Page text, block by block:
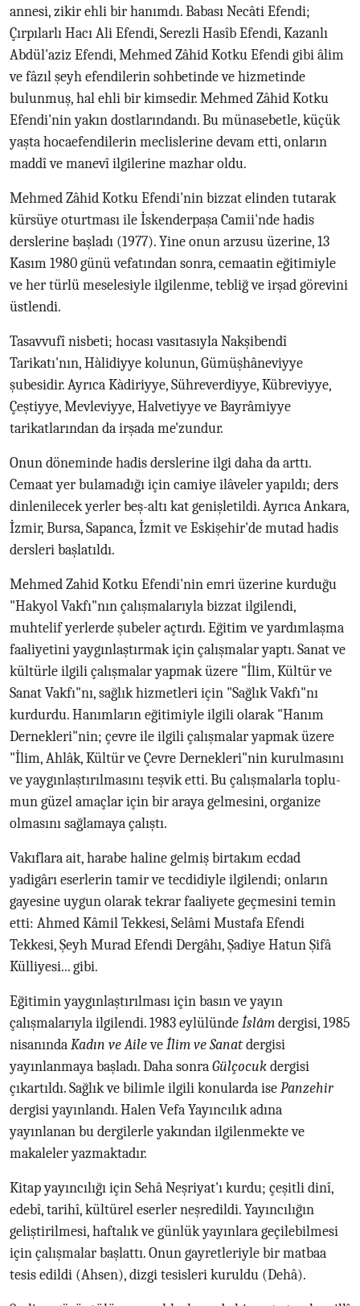
annesi, zikir ehli bir hanımdı. Babası Necâti Efendi;
Çırpılarlı Hacı Ali Efendi, Serezli Hasîb Efendi, Kazanlı
Abdül'aziz Efendi, Mehmed Zâhid Kotku Efendi gibi âlim
ve fâzıl şeyh efendilerin sohbetinde ve hizmetinde
bulunmuş, hal ehli bir kimsedir. Mehmed Zâhid Kotku
Efendi'nin yakın dostlarındandı. Bu münasebetle, küçük
yaşta hocaefendilerin meclislerine devam etti, onların
maddî ve manevî ilgilerine mazhar oldu.
Mehmed Zâhid Kotku Efendi'nin bizzat elinden tutarak
kürsüye oturtması ile İskenderpaşa Camii'nde hadis
derslerine başladı (1977). Yine onun arzusu üzerine, 13
Kasım 1980 günü vefatından sonra, cemaatin eğitimiyle
ve her türlü meselesiyle ilgilenme, tebliğ ve irşad görevini
üstlendi.
Tasavvufî nisbeti; hocası vasıtasıyla Nakşibendî
Tarikatı'nın, Hàlidiyye kolunun, Gümüşhâneviyye
şubesidir. Ayrıca Kàdiriyye, Sühreverdiyye, Kübreviyye,
Çeştiyye, Mevleviyye, Halvetiyye ve Bayrâmiyye
tarikatlarından da irşada me'zundur.
Onun döneminde hadis derslerine ilgi daha da arttı.
Cemaat yer bulamadığı için camiye ilâveler yapıldı; ders
dinlenilecek yerler beş-altı kat genişletildi. Ayrıca Ankara,
İzmir, Bursa, Sapanca, İzmit ve Eskişehir'de mutad hadis
dersleri başlatıldı.
Mehmed Zahid Kotku Efendi'nin emri üzerine kurduğu
"Hakyol Vakfı"nın çalışmalarıyla bizzat ilgilendi,
muhtelif yerlerde şubeler açtırdı. Eğitim ve yardımlaşma
faaliyetini yaygınlaştırmak için çalışmalar yaptı. Sanat ve
kültürle ilgili çalışmalar yapmak üzere "İlim, Kültür ve
Sanat Vakfı"nı, sağlık hizmetleri için "Sağlık Vakfı"nı
kurdurdu. Hanımların eğitimiyle ilgili olarak "Hanım
Dernekleri"nin; çevre ile ilgili çalışmalar yapmak üzere
"İlim, Ahlâk, Kültür ve Çevre Dernekleri"nin kurulmasını
ve yaygınlaştırılmasını teşvik etti. Bu çalışmalarla toplu-
mun güzel amaçlar için bir araya gelmesini, organize
olmasını sağlamaya çalıştı.
Vakıflara ait, harabe haline gelmiş birtakım ecdad
yadigârı eserlerin tamir ve tecdidiyle ilgilendi; onların
gayesine uygun olarak tekrar faaliyete geçmesini temin
etti: Ahmed Kâmil Tekkesi, Selâmi Mustafa Efendi
Tekkesi, Şeyh Murad Efendi Dergâhı, Şadiye Hatun Şifâ
Külliyesi... gibi.
Eğitimin yaygınlaştırılması için basın ve yayın
çalışmalarıyla ilgilendi. 1983 eylülündeİslâmdergisi, 1985
nisanındaKadın ve Aileveİlim ve Sanatdergisi
yayınlanmaya başladı. Daha sonraGülçocukdergisi
çıkartıldı. Sağlık ve bilimle ilgili konularda isePanzehir
dergisi yayınlandı. Halen Vefa Yayıncılık adına
yayınlanan bu dergilerle yakından ilgilenmekte ve
makaleler yazmaktadır.
Kitap yayıncılığı için Sehâ Neşriyat'ı kurdu; çeşitli dinî,
edebî, tarihî, kültürel eserler neşredildi. Yayıncılığın
geliştirilmesi, haftalık ve günlük yayınlara geçilebilmesi
için çalışmalar başlattı. Onun gayretleriyle bir matbaa
tesis edildi (Ahsen), dizgi tesisleri kuruldu (Dehâ).